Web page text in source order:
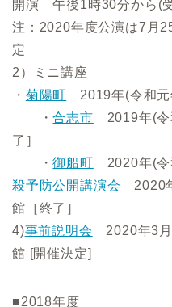
開演 午後1時30分から(
注：2020年度公演は7月
定
2）ミニ講座
・ 菊陽町 2019年(令和元
​ ・合志市 2019年(令
了］
​ ・御船町 2020年(令
殺予防公開講演会 2020
館［終了］
4)事前説明会 2020年3
館 [開催決定]
■2018年度